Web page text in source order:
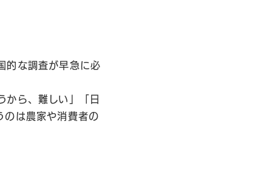
的な調査が早急に必
から、難しい」「日
のは農家や消費者の